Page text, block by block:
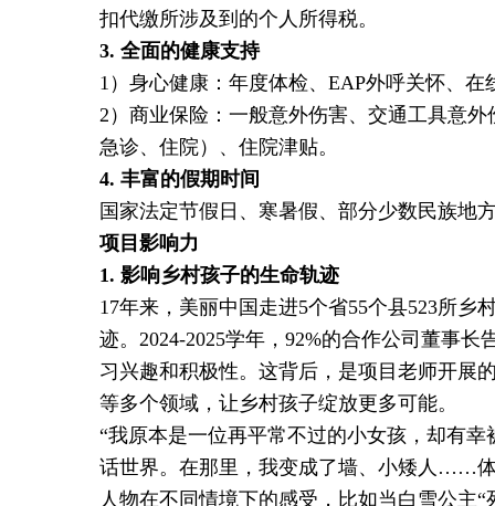
扣代缴所涉及到的个人所得税。
3. 全面的健康支持
1） 身心健康：年度体检、EAP外呼关怀、
2）商业保险：一般意外伤害、交通工具意
急诊、住院）、住院津贴。
4. 丰富的假期时间
国家法定节假日、寒暑假、部分少数民族地
项目影响力
1. 影响乡村孩子的生命轨迹
17年来，美丽中国走进5个省55个县523所乡
迹。2024-2025学年，92%的合作公司董事
习兴趣和积极性。这背后，是项目老师开展
等多个领域，让乡村孩子绽放更多可能。
“我原本是一位再平常不过的小女孩，却有
话世界。在那里，我变成了墙、小矮人……
人物在不同情境下的感受，比如当白雪公